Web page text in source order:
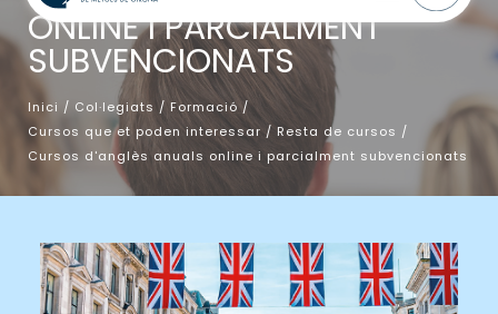
ONLINE I PARCIALMENT
SUBVENCIONATS
Inici / Col·legiats / Formació/
Cursos que et poden interessar / Resta de cursos /
Cursos d'anglès anuals online i parcialment subvencionats